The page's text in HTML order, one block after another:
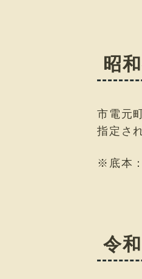
昭
市電元
指定さ
※底本
令